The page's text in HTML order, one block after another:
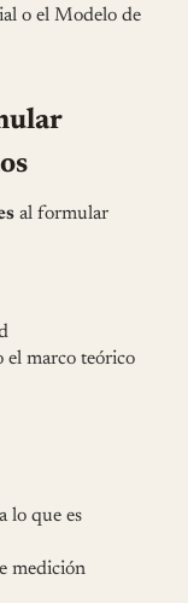
o el Modelo de
al formular
el marco teórico
lo que es
medición